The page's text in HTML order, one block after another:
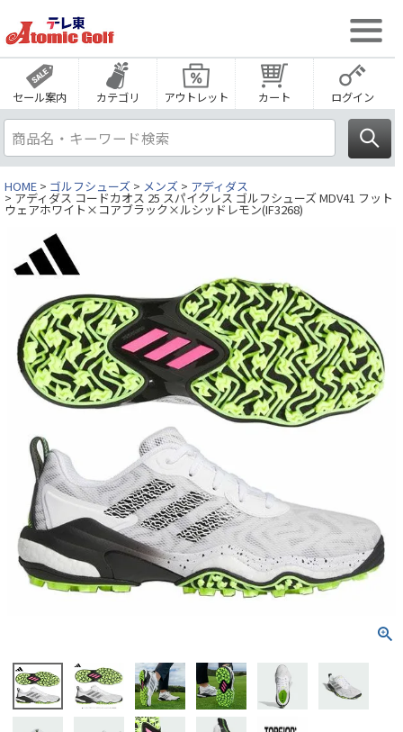
セール案内 カテゴリ アウトレット カート ログイン
HOME ゴルフシューズ メンズ アディダス
アディダス コードカオス 25 スパイクレス ゴルフシューズ MDV41 フット
ウェアホワイト×コアブラック×ルシッドレモン(IF3268)